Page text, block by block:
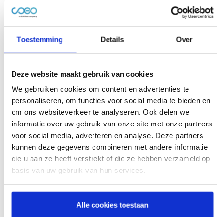
Toestemming Details Over
Deze website maakt gebruik van cookies
We gebruiken cookies om content en advertenties te
personaliseren, om functies voor social media te bieden en
om ons websiteverkeer te analyseren. Ook delen we
informatie over uw gebruik van onze site met onze partners
voor social media, adverteren en analyse. Deze partners
kunnen deze gegevens combineren met andere informatie
die u aan ze heeft verstrekt of die ze hebben verzameld op
basis van uw gebruik van hun services.
Alle cookies toestaan
incassobureaus in het algemeen. Om die reden ben ik zo
blij met de positieve ervaring die wij hebben met CIB.
Gelukkig krijgen wij ook van onze leden terug dat het
contact met CIB prettig verloopt en dat zij eigenlijk heel
goed geholpen worden”.
soms best ingewikkeld lijkt – voor ons heel helder en
simpel kan maken. Daarbij zorgt CIB ervoor dat wij niet
meer hoeven om te kijken naar de overgedragen
incassodossiers. Een incassotraject vinden wij eigenlijk
het minst leuke om te doen. Wij houden ons natuurlijk
liever bezig met de bibliotheek en onze eigen
activiteiten. Het is dan ook prettig om deze taak over te
dragen aan een professioneel incassobureau als CIB”.